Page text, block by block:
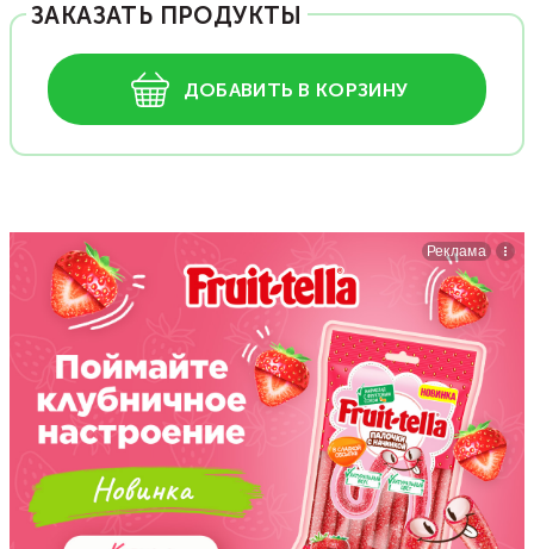
ЗАКАЗАТЬ ПРОДУКТЫ
ДОБАВИТЬ В КОРЗИНУ